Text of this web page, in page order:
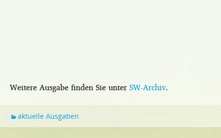
Weitere Ausgabe finden Sie unterSW-Archiv.
aktuelle Ausgaben